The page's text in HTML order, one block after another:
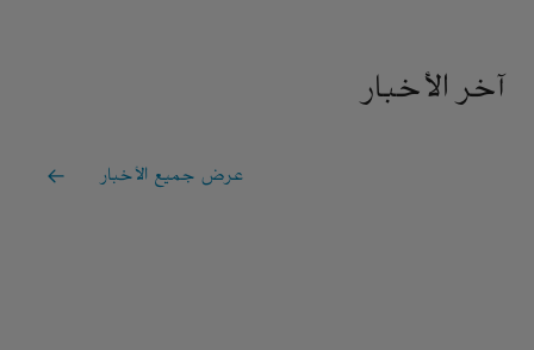
آخر الأخبار
عرض جميع الأخبار